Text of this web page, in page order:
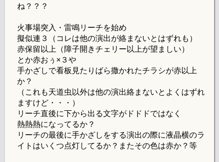
ね？？？
火事場突入・雷鳴リーチを始め
擬似連３（コレは他の演出が絡まないとはずれも）
赤保留以上（障子開きチェリー以上が望ましい）
とか赤おぅ×３や
手かざしで看板見たりばら撒かれたチラシが赤以上
か？
（これも天道虫以外は他の演出絡まないとよくはずれ
ますけど・・・）
リーチ直後に下から出る文字がドドドではなく
熱熱熱になってるか？
リーチの最後に手かざしをする演出の際に液晶横のラ
イトはいくつ点灯してるか？またその色は赤か？等